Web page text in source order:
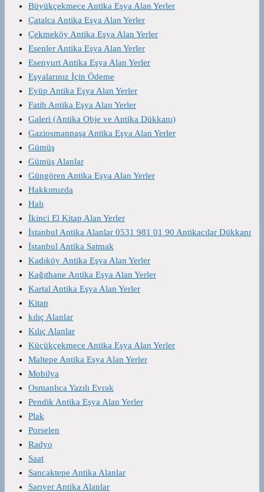
Büyükçekmece Antika Eşya Alan Yerler
Çatalca Antika Eşya Alan Yerler
Çekmeköy Antika Eşya Alan Yerler
Esenler Antika Eşya Alan Yerler
Esenyurt Antika Eşya Alan Yerler
Eşyalarınız İçin Ödeme
Eyüp Antika Eşya Alan Yerler
Fatih Antika Eşya Alan Yerler
Galeri (Antika Obje ve Antika Dükkanı)
Gaziosmanpaşa Antika Eşya Alan Yerler
Gümüş
Gümüş Alanlar
Güngören Antika Eşya Alan Yerler
Hakkımızda
Halı
İkinci El Kitap Alan Yerler
İstanbul Antika Alanlar 0531 981 01 90 Antikacılar Dükkanı
İstanbul Antika Satmak
Kadıköy Antika Eşya Alan Yerler
Kağıthane Antika Eşya Alan Yerler
Kartal Antika Eşya Alan Yerler
Kitap
kılıç Alanlar
Kılıç Alanlar
Küçükçekmece Antika Eşya Alan Yerler
Maltepe Antika Eşya Alan Yerler
Mobilya
Osmanlıca Yazılı Evrak
Pendik Antika Eşya Alan Yerler
Plak
Porselen
Radyo
Saat
Sancaktepe Antika Alanlar
Sarıyer Antika Alanlar